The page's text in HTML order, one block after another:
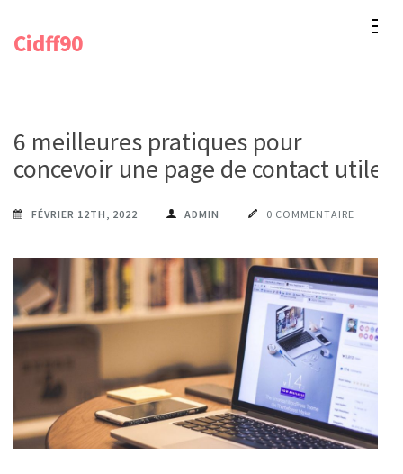
Cidff90
6 meilleures pratiques pour
concevoir une page de contact utile
FÉVRIER 12TH, 2022 ADMIN 0 COMMENTAIRE